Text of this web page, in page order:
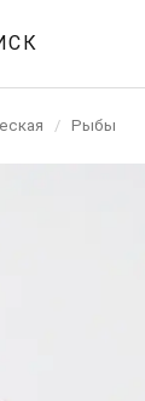
/ Рыбы